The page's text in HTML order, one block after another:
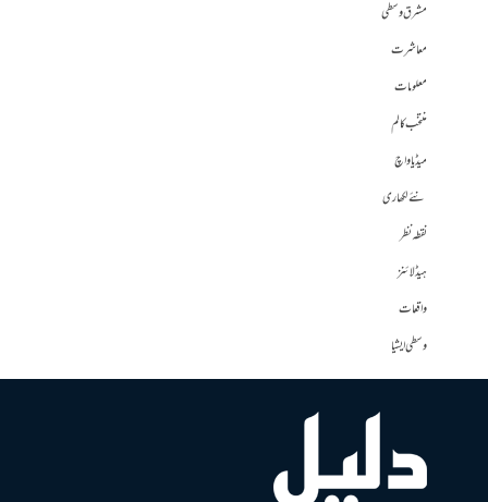
مشرق وسطی
معاشرت
معلومات
منتخب کالم
میڈیا واچ
نئے لکھاری
نقطہ نظر
ہیڈلائنز
واقعات
وسطی ایشیا